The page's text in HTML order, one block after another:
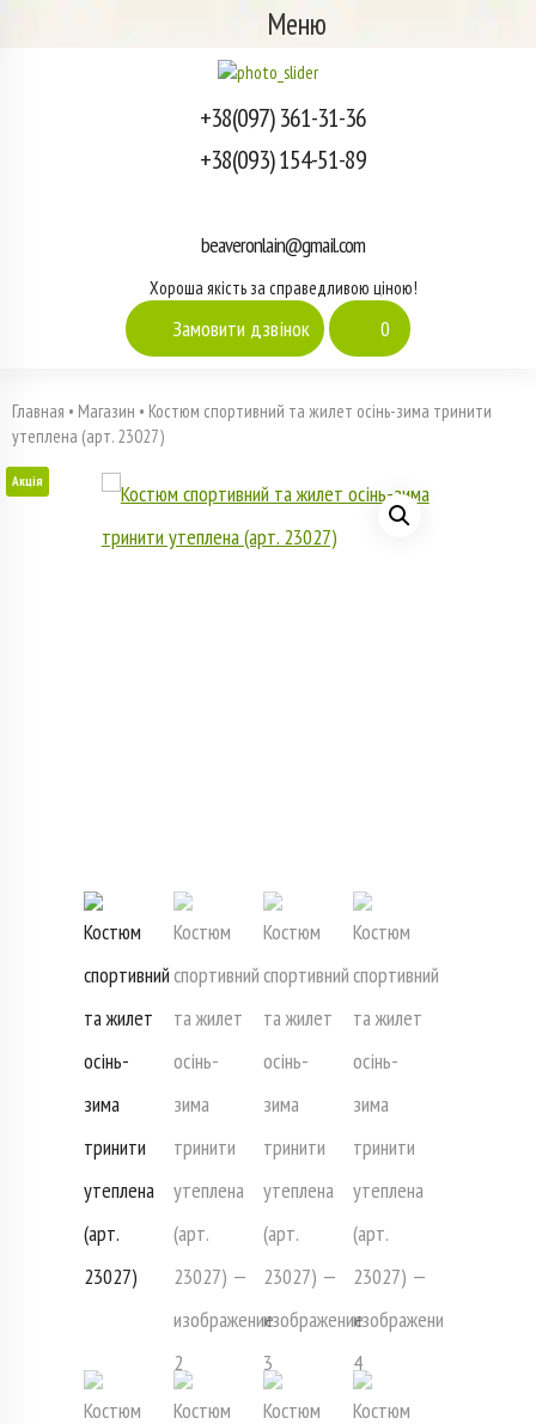
Меню
+38(097) 361-31-36
+38(093) 154-51-89
beaveronlain@gmail.com
Хороша якість за справедливою ціною!
Замовити дзвінок 0
Главная • Магазин • Костюм спортивний та жилет осінь-зима тринити
утеплена (арт. 23027)
Акція